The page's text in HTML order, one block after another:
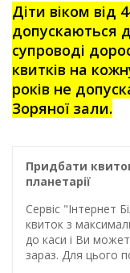
Діти віком від
допускаються
супроводі
квитків на
років не
Зоряної зали.
Придбати
планетарії
Сервіс "Інтернет
квиток з
до каси і Ви
зараз. Для цього